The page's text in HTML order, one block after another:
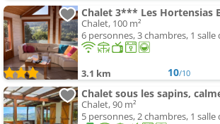
Chalet, 100 m²
6 personnes, 3 chambres, 1 salle
3.1 km 10/10
Chalet, 90 m²
5 personnes, 2 chambres, 1 salle